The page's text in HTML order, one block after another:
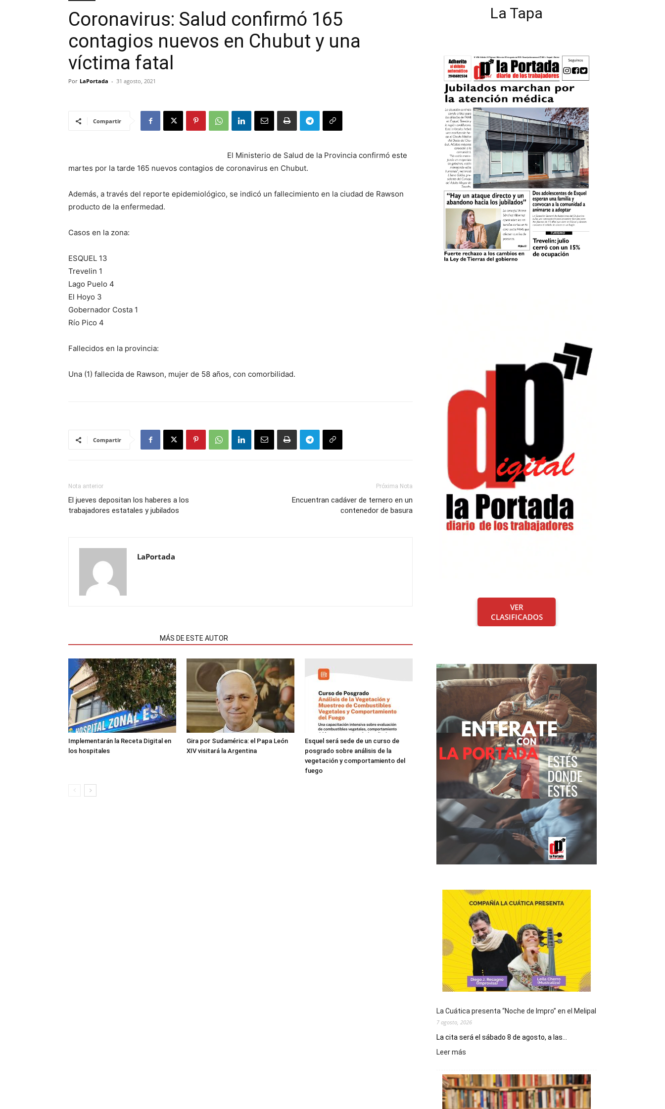
Coronavirus: Salud confirmó 165
contagios nuevos en Chubut y una
víctima fatal
Por LaPortada - 31 agosto, 2021
Compartir
El Ministerio de Salud de la Provincia confirmó este
martes por la tarde 165 nuevos contagios de coronavirus en Chubut.
Además, a través del reporte epidemiológico, se indicó un fallecimiento en la ciudad de Rawson
producto de la enfermedad.
Casos en la zona:
ESQUEL 13
Trevelin 1
Lago Puelo 4
El Hoyo 3
Gobernador Costa 1
Río Pico 4
Fallecidos en la provincia:
Una (1) fallecida de Rawson, mujer de 58 años, con comorbilidad.
Compartir
Nota anterior
El jueves depositan los haberes a los
trabajadores estatales y jubilados
Próxima Nota
Encuentran cadáver de ternero en un
contenedor de basura
LaPortada
MÁS DE ESTE AUTOR
Implementarán la Receta Digital en
los hospitales
Gira por Sudamérica: el Papa León
XIV visitará la Argentina
Esquel será sede de un curso de
posgrado sobre análisis de la
vegetación y comportamiento del
fuego
La Tapa
VER
CLASIFICADOS
La Cuática presenta “Noche de Impro” en el Melipal
7 agosto, 2026
La cita será el sábado 8 de agosto, a las...
Leer más
presenta
“Noche